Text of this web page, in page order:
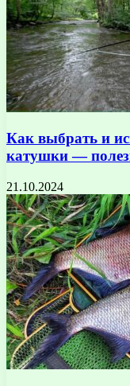
Как выбрать и
катушки —
21.10.2024